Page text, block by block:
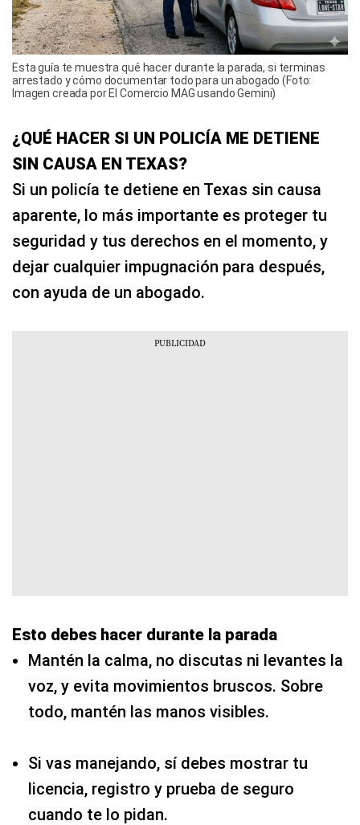
Esta guía te muestra qué hacer durante la parada, si terminas
arrestado y cómo documentar todo para un abogado (Foto:
Imagen creada por El Comercio MAG usando Gemini)
¿QUÉ HACER SI UN POLICÍA ME DETIENE
SIN CAUSA EN TEXAS?
Si un policía te detiene en Texas sin causa
aparente, lo más importante es proteger tu
seguridad y tus derechos en el momento, y
dejar cualquier impugnación para después,
con ayuda de un abogado.
Esto debes hacer durante la parada
Mantén la calma, no discutas ni levantes la
voz, y evita movimientos bruscos. Sobre
todo, mantén las manos visibles.
Si vas manejando, sí debes mostrar tu
licencia, registro y prueba de seguro
cuando te lo pidan.